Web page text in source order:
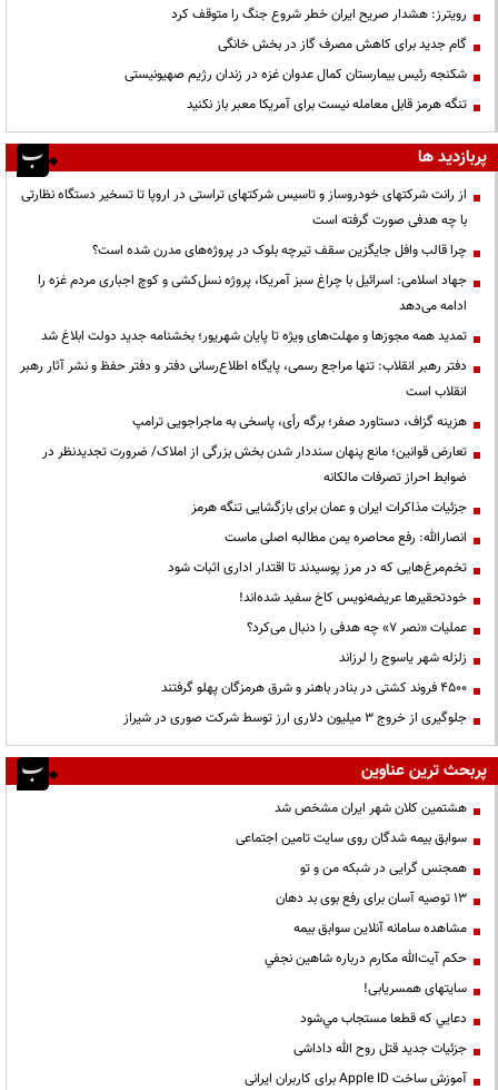
رویترز: هشدار صریح ایران خطر شروع جنگ را متوقف کرد
گام جدید برای کاهش مصرف گاز در بخش خانگی
شکنجه رئیس بیمارستان کمال عدوان غزه در زندان رژیم صهیونیستی
تنگه هرمز قابل معامله نیست برای آمریکا معبر باز نکنید
پربازدید ها
از رانت‌ شرکتهای خودروساز و تاسیس شرکتهای تراستی در اروپا تا تسخیر دستگاه نظارتی
با چه هدفی صورت گرفته است
چرا قالب وافل جایگزین سقف تیرچه بلوک در پروژه‌های مدرن شده است؟
جهاد اسلامی: اسرائیل با چراغ سبز آمریکا، پروژه نسل‌کشی و کوچ اجباری مردم غزه را
ادامه می‌دهد
تمدید همه مجوزها و مهلت‌های ویژه تا پایان شهریور؛ بخشنامه جدید دولت ابلاغ شد
دفتر رهبر انقلاب: تنها مراجع رسمی، پایگاه اطلاع‌رسانی دفتر و دفتر حفظ و نشر آثار رهبر
انقلاب است
هزینه گزاف، دستاورد صفر؛ برگه رأی، پاسخی به ماجراجویی ترامپ
تعارض قوانین؛ مانع پنهان سنددار شدن بخش بزرگی از املاک/ ضرورت تجدیدنظر در
ضوابط احراز تصرفات مالکانه
جزئیات مذاکرات ایران و عمان برای بازگشایی تنگه هرمز
انصارالله: رفع محاصره یمن مطالبه اصلی ماست
تخم‌مرغ‌هایی که در مرز پوسیدند تا اقتدار اداری اثبات شود
خودتحقیرها عریضه‌نویس کاخ سفید شده‌اند!
عملیات «نصر ۷» چه هدفی را دنبال می‌کرد؟
زلزله شهر یاسوج را لرزاند
۴۵۰۰ فروند کشتی در بنادر باهنر و شرق هرمزگان پهلو گرفتند
جلوگیری از خروج ۳ میلیون دلاری ارز توسط شرکت صوری در شیراز
پربحث ترین عناوین
هشتمین کلان شهر ایران مشخص شد
سوابق بیمه شدگان روی سایت تامین اجتماعی
همجنس گرایی در شبکه من و تو
13 توصیه آسان برای رفع بوی بد دهان
مشاهده سامانه آنلاين سوابق بیمه
حكم آيت‌الله مكارم درباره شاهين نجفي
سایتهای همسریابی!
دعايي كه قطعا مستجاب مي‌شود
جزئیات جدید قتل روح الله داداشی
آموزش ساخت Apple ID برای کاربران ایرانی